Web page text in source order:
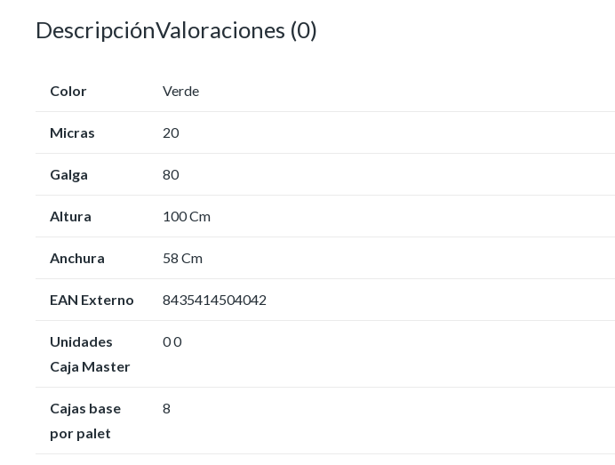
DescripciónValoraciones (0)
Color Verde
Micras 20
Galga 80
Altura 100 Cm
Anchura 58 Cm
EAN Externo 8435414504042
Unidades
Caja Master
0 0
Cajas base
por palet
8